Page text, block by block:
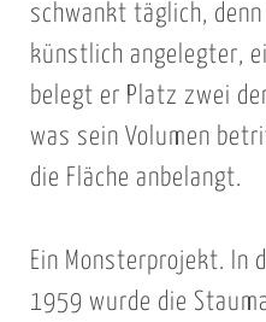
schwankt täglich,
künstlich angelegter,
belegt er Platz zwei
was sein Volumen
die Fläche anbelangt.
Ein Monsterprojekt. In
1959 wurde die